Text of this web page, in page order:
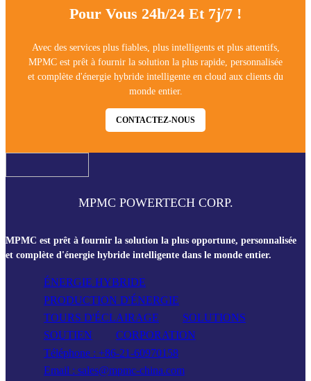
Pour Vous 24h/24 Et 7j/7 !
Avec des services plus fiables, plus intelligents et plus attentifs,
MPMC est prêt à fournir la solution la plus rapide, personnalisée
et complète d'énergie hybride intelligente en cloud aux clients du
monde entier.
CONTACTEZ-NOUS
MPMC POWERTECH CORP.
MPMC est prêt à fournir la solution la plus opportune, personnalisée
et complète d'énergie hybride intelligente dans le monde entier.
ÉNERGIE HYBRIDE
PRODUCTION D'ÉNERGIE
TOURS D'ÉCLAIRAGE
SOLUTIONS
SOUTIEN
CORPORATION
Téléphone : +86-21-60970158
Email : sales@mpmc-china.com